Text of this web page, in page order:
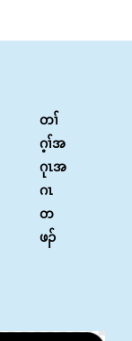
တၢ်
ဂ့ၢ်အ
ဂုၤအ
ဂၤ
တ
ဖၣ်